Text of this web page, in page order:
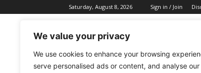
We value your privacy
We use cookies to enhance your browsing
serve personalised ads or content, and analyse
Saturday, August 8, 2026 Sign in / Join